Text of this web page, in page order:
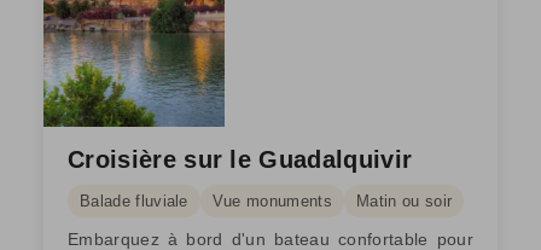
Croisière sur le Guadalquivir
Balade fluviale Vue monuments Matin ou soir
Embarquez à bord d'un bateau confortable pour